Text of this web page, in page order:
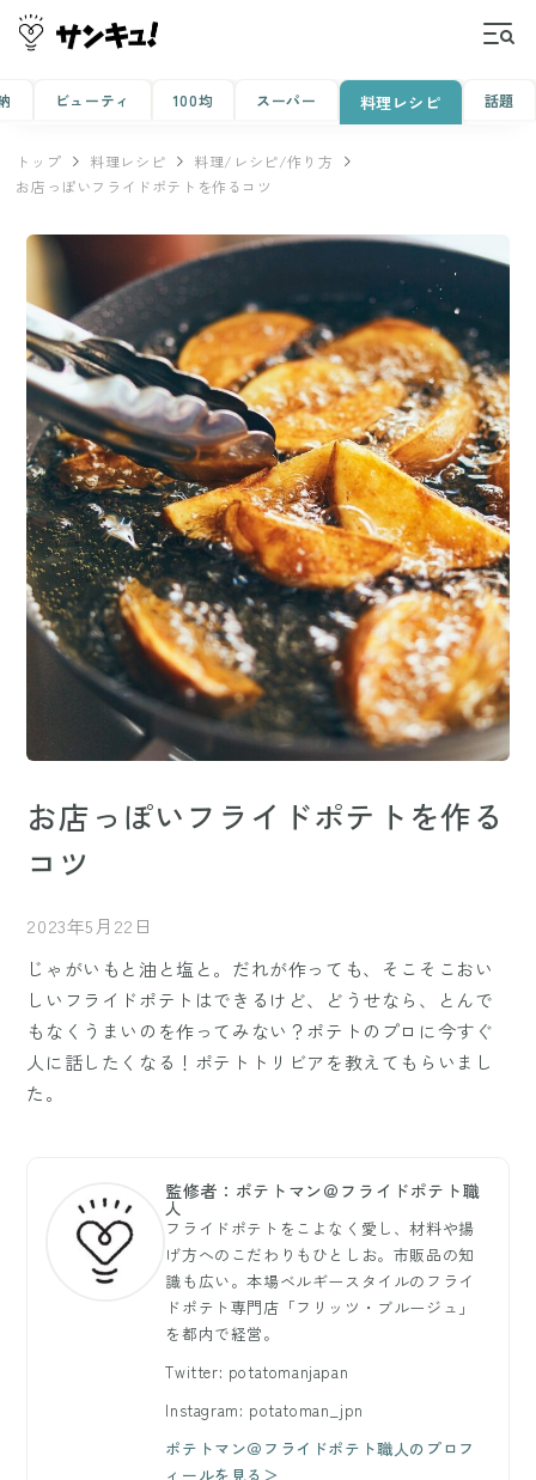
ビューティ 100均 スーパー 料理レシピ 話題
トップ 料理レシピ
料理/レシピ/作り方
お店っぽいフライドポテトを作るコツ
お店っぽいフライドポテトを作る
コツ
2023年5月22日
じゃがいもと油と塩と。だれが作っても、そこそこおい
しいフライドポテトはできるけど、どうせなら、とんで
もなくうまいのを作ってみない？ポテトのプロに今すぐ
人に話したくなる！ポテトトリビアを教えてもらいまし
た。
監修者：ポテトマン＠フライドポテト職
人
フライドポテトをこよなく愛し、材料や揚
げ方へのこだわりもひとしお。市販品の知
識も広い。本場ベルギースタイルのフライ
ドポテト専門店「フリッツ・ブルージュ」
を都内で経営。
Twitter: potatomanjapan
Instagram: potatoman_jpn
ポテトマン＠フライドポテト職人のプロフ
ィールを見る＞